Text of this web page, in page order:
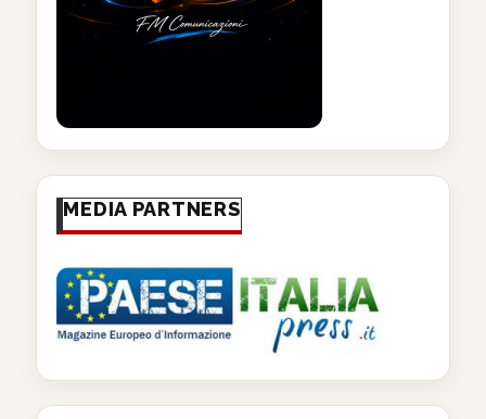
MEDIA PARTNERS